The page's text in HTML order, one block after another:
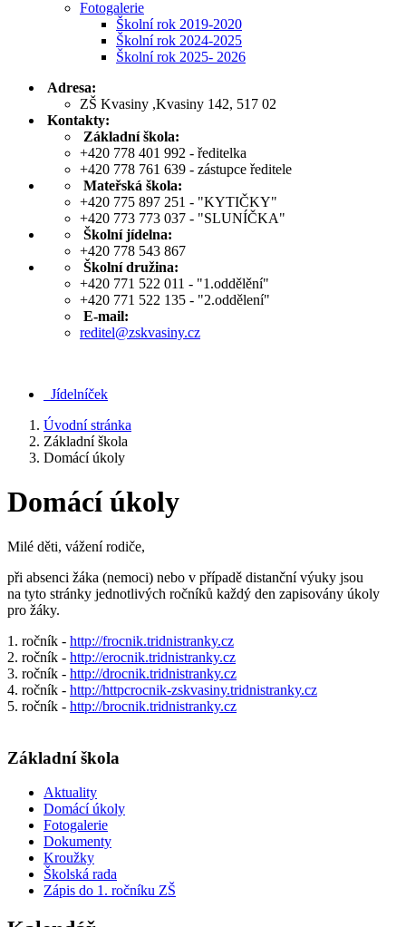
Fotogalerie
Školní rok 2019-2020
Školní rok 2024-2025
Školní rok 2025- 2026
Adresa:
ZŠ Kvasiny ,Kvasiny 142, 517 02
Kontakty:
Základní škola:
+420 778 401 992 - ředitelka
+420 778 761 639 - zástupce ředitele
Mateřská škola:
+420 775 897 251 - "KYTIČKY"
+420 773 773 037 - "SLUNÍČKA"
Školní jídelna:
+420 778 543 867
Školní družina:
+420 771 522 011 - "1.oddělění"
+420 771 522 135 - "2.oddělení"
E-mail:
reditel@zskvasiny.cz
Jídelníček
Úvodní stránka
Základní škola
Domácí úkoly
Domácí úkoly
Milé děti, vážení rodiče,
při absenci žáka (nemoci) nebo v případě distanční výuky jsou
na tyto stránky jednotlivých ročníků každý den zapisovány úkoly
pro žáky.
1. ročník - http://frocnik.tridnistranky.cz
2. ročník - http://erocnik.tridnistranky.cz
3. ročník - http://drocnik.tridnistranky.cz
4. ročník - http://httpcrocnik-zskvasiny.tridnistranky.cz
5. ročník - http://brocnik.tridnistranky.cz
Základní škola
Aktuality
Domácí úkoly
Fotogalerie
Dokumenty
Kroužky
Školská rada
Zápis do 1. ročníku ZŠ